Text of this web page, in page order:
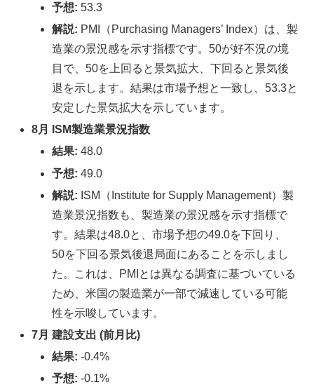
予想: 53.3
解説: PMI（Purchasing Managers’ Index）は、製
造業の景況感を示す指標です。50が好不況の境
目で、50を上回ると景気拡大、下回ると景気後
退を示します。結果は市場予想と一致し、53.3と
安定した景気拡大を示しています。
8月 ISM製造業景況指数
結果: 48.0
予想: 49.0
解説: ISM（Institute for Supply Management）製
造業景況指数も、製造業の景況感を示す指標で
す。結果は48.0と、市場予想の49.0を下回り、
50を下回る景気後退局面にあることを示しまし
た。これは、PMIとは異なる調査に基づいている
ため、米国の製造業が一部で減速している可能
性を示唆しています。
7月 建設支出 (前月比)
結果: -0.4%
予想: -0.1%